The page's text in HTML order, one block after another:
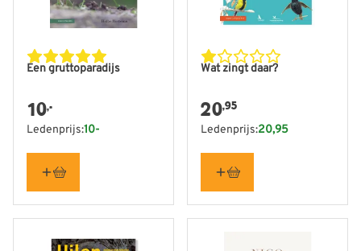
Een gruttoparadijs
10,-
Ledenprijs:10-
Wat zingt daar?
20,95
Ledenprijs:20,95